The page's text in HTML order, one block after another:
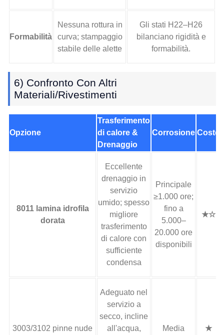
Formabilità
Nessuna rottura in
curva; stampaggio
stabile delle alette
Gli stati H22–H26
bilanciano rigidità e
formabilità.
6) Confronto Con Altri
Materiali/rivestimenti
Opzione
Trasferimento
di calore &
Drenaggio
Corrosione Costo
8011 lamina idrofila
dorata
Eccellente
drenaggio in
servizio
umido; spesso
migliore
trasferimento
di calore con
sufficiente
condensa
Principale
≥1.000 ore;
fino a
5.000–
20.000 ore
disponibili
★☆
3003/3102 pinne nude
Adeguato nel
servizio a
secco, incline
all'acqua,
Media ★